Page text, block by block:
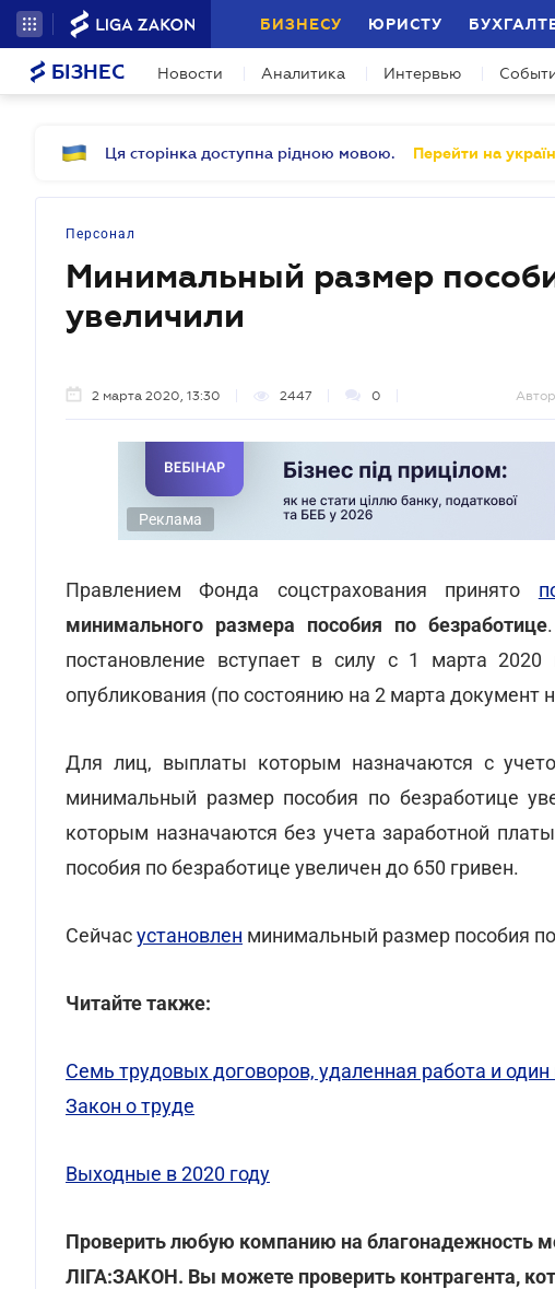
БИЗНЕСУ ЮРИСТУ
БІЗНЕС Новости Аналитика Интервью
Ця сторінка доступна рідною мовою. Перейти на
Персонал
Минимальный размер
увеличили
2 марта 2020, 13:30 2447 0
Реклама
Правлением Фонда соцстрахования принято
минимального размера пособия по безработице
постановление вступает в силу с 1 марта
опубликования (по состоянию на 2 марта документ
Для лиц, выплаты которым назначаются с
минимальный размер пособия по безработице
которым назначаются без учета заработной
пособия по безработице увеличен до 650 гривен.
Сейчасустановлен минимальный размер пособия
Читайте также:
Семь трудовых договоров, удаленная работа и
Закон о труде
Выходные в 2020 году
Проверить любую компанию на благонадежность
ЛІГА:ЗАКОН. Вы можете проверить контрагента,